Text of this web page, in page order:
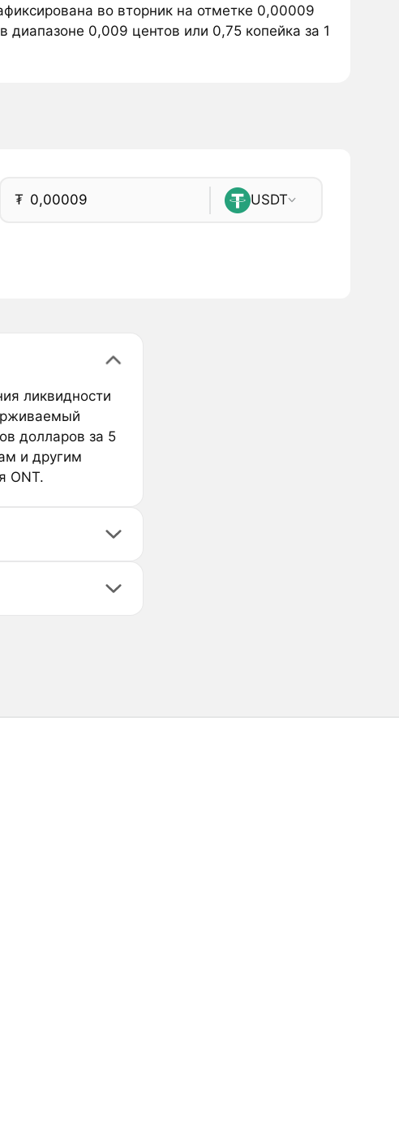
во вторник на отметке 0,00009
диапазоне 0,009 центов или 0,75 копейка за 1
₮ USDT
ликвидности
долларов за 5
и другим
ONT.